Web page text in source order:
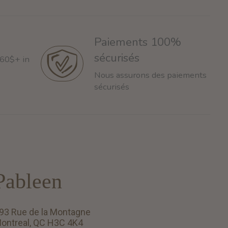
in
Paiements 100%
sécurisés
Nous assurons des paiements
sécurisés
Rue de la Montagne
QC H3C 4K4